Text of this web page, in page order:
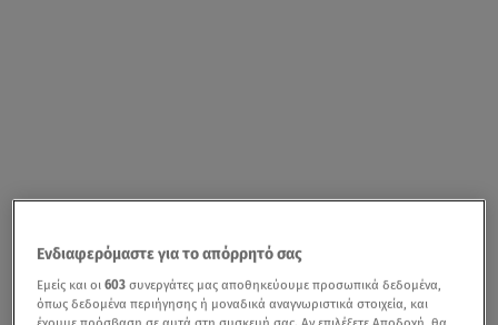
Ενδιαφερόμαστε για το απόρρητό σας
Εμείς και οι603 συνεργάτες μας αποθηκεύουμε προσωπικά δεδομένα,
όπως δεδομένα περιήγησης ή μοναδικά αναγνωριστικά στοιχεία, και